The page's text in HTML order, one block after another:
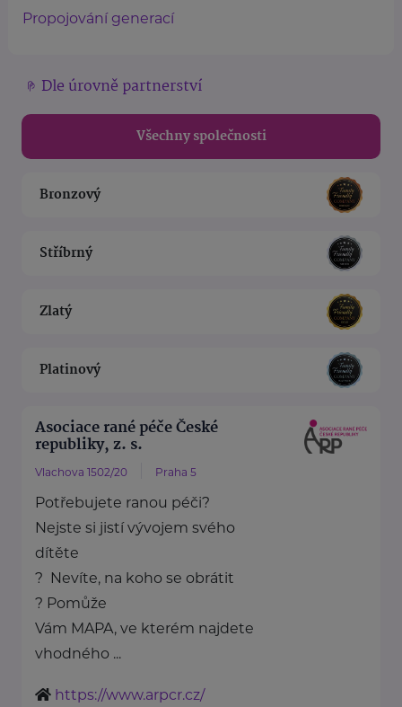
Propojování generací
Dle úrovně partnerství
Všechny společnosti
Bronzový
Stříbrný
Zlatý
Platinový
Asociace rané péče České
republiky, z. s.
Vlachova 1502/20 Praha 5
Potřebujete ranou péči?
Nejste si jistí vývojem svého
dítěte
? Nevíte, na koho se obrátit
? Pomůže
Vám MAPA, ve kterém najdete
vhodného ...
https://www.arpcr.cz/